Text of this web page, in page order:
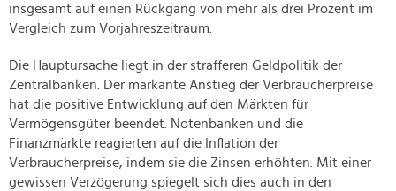
insgesamt auf einen Rückgang von mehr als drei Prozent im
Vergleich zum Vorjahreszeitraum.
Die Hauptursache liegt in der strafferen Geldpolitik der
Zentralbanken. Der markante Anstieg der Verbraucherpreise
hat die positive Entwicklung auf den Märkten für
Vermögensgüter beendet. Notenbanken und die
Finanzmärkte reagierten auf die Inflation der
Verbraucherpreise, indem sie die Zinsen erhöhten. Mit einer
gewissen Verzögerung spiegelt sich dies auch in den